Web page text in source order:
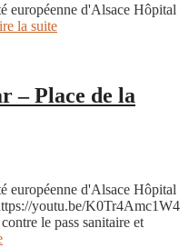
d'Alsace Hôpital
la suite
– Place de la
d'Alsace Hôpital
youtu.be/K0Tr4Amc1W4
le pass sanitaire et